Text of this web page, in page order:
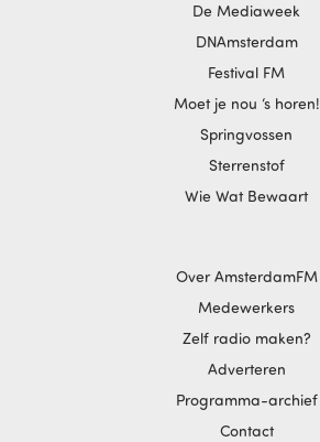
De Mediaweek
DNAmsterdam
Festival FM
Moet je nou ‘s horen!
Springvossen
Sterrenstof
Wie Wat Bewaart
Over AmsterdamFM
Medewerkers
Zelf radio maken?
Adverteren
Programma-archief
Contact